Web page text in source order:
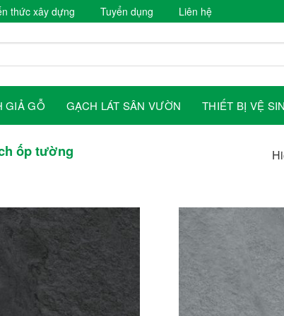
thức xây dựng Tuyển dụng Liên hệ
GIẢ GỖ GẠCH LÁT SÂN VƯỜN THIẾT BỊ VỆ
ốp tường